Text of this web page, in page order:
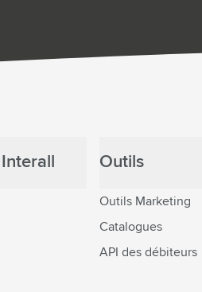
Outils
Outils Marketing
Catalogues
API des débiteurs